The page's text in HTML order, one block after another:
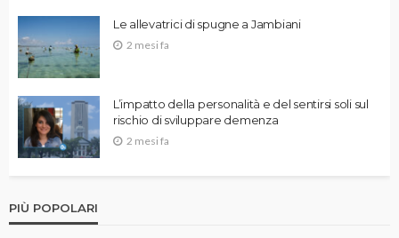
Le allevatrici di spugne a Jambiani
2 mesi fa
L’impatto della personalità e del sentirsi soli sul
rischio di sviluppare demenza
2 mesi fa
PIÙ POPOLARI